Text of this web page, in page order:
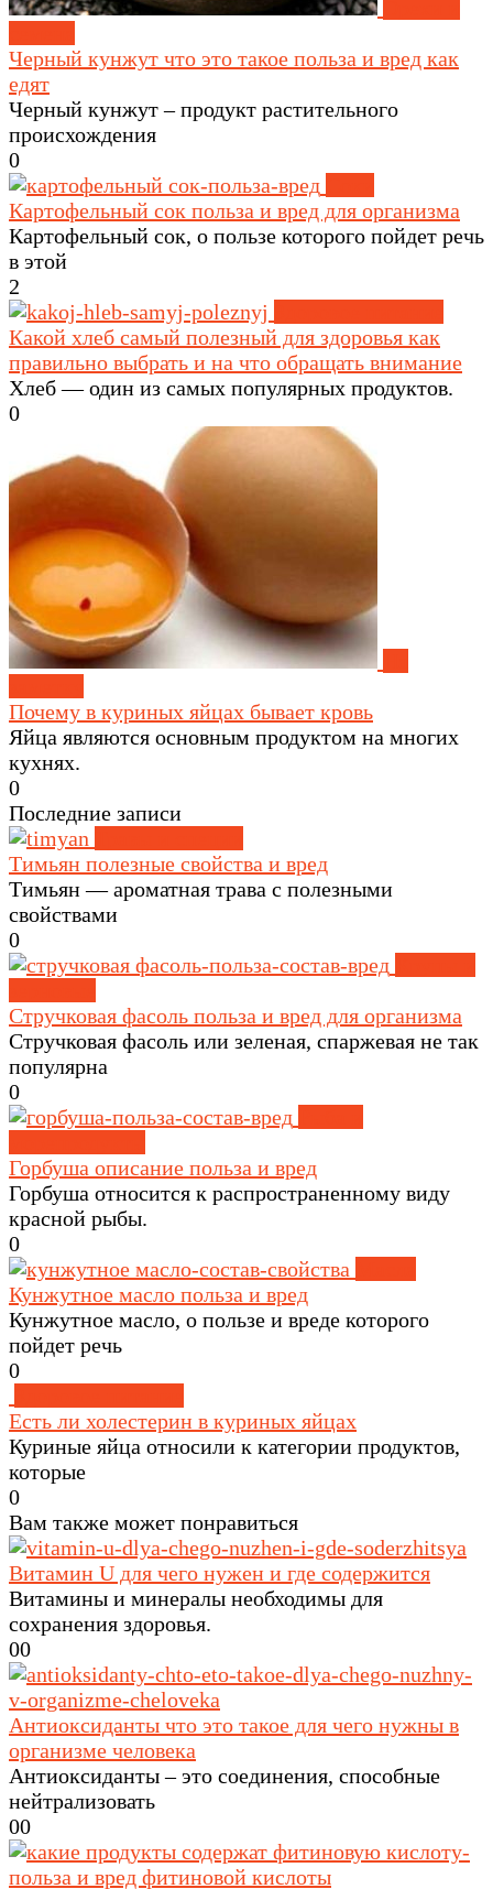
Черный кунжут что это такое польза и вред как
едят
Черный кунжут – продукт растительного
происхождения
0
Картофельный сок польза и вред для организма
Картофельный сок, о пользе которого пойдет речь
в этой
2
Какой хлеб самый полезный для здоровья как
правильно выбрать и на что обращать внимание
Хлеб — один из самых популярных продуктов.
0
Почему в куриных яйцах бывает кровь
Яйца являются основным продуктом на многих
кухнях.
0
Последние записи
Тимьян полезные свойства и вред
Тимьян — ароматная трава с полезными
свойствами
0
Стручковая фасоль польза и вред для организма
Стручковая фасоль или зеленая, спаржевая не так
популярна
0
Горбуша описание польза и вред
Горбуша относится к распространенному виду
красной рыбы.
0
Кунжутное масло польза и вред
Кунжутное масло, о пользе и вреде которого
пойдет речь
0
Есть ли холестерин в куриных яйцах
Куриные яйца относили к категории продуктов,
которые
0
Вам также может понравиться
Витамин U для чего нужен и где содержится
Витамины и минералы необходимы для
сохранения здоровья.
00
Антиоксиданты что это такое для чего нужны в
организме человека
Антиоксиданты – это соединения, способные
нейтрализовать
00